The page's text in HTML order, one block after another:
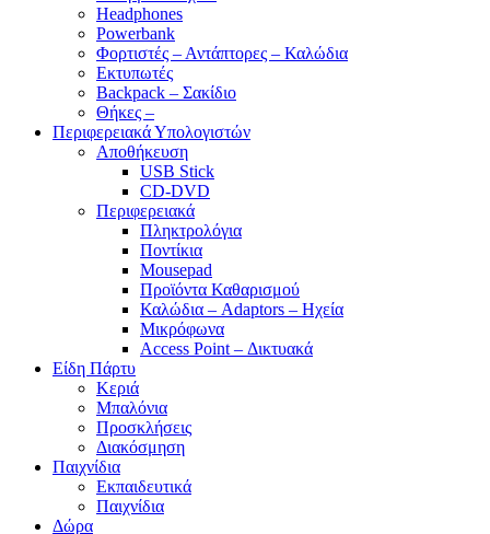
Headphones
Powerbank
Φορτιστές – Αντάπτορες – Καλώδια
Εκτυπωτές
Backpack – Σακίδιο
Θήκες –
Περιφερειακά Υπολογιστών
Αποθήκευση
USB Stick
CD-DVD
Περιφερειακά
Πληκτρολόγια
Ποντίκια
Mousepad
Προϊόντα Καθαρισμού
Καλώδια – Adaptors – Ηχεία
Μικρόφωνα
Access Point – Δικτυακά
Είδη Πάρτυ
Κεριά
Μπαλόνια
Προσκλήσεις
Διακόσμηση
Παιχνίδια
Εκπαιδευτικά
Παιχνίδια
Δώρα